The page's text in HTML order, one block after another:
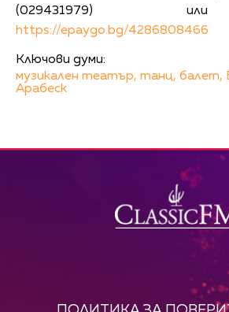
(029431979)
https://epaygo.bg/4286808466
Ключови думи:
музикален театър, танц, балет,
Арабеск